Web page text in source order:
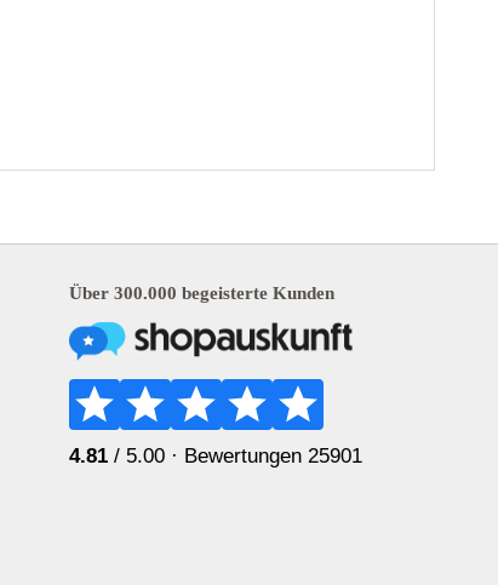
Über 300.000 begeisterte Kunden
4.81 / 5.00 · Bewertungen 25901